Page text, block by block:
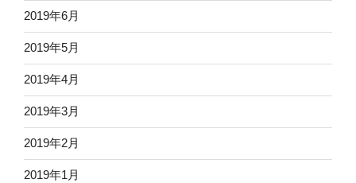
2019年6月
2019年5月
2019年4月
2019年3月
2019年2月
2019年1月